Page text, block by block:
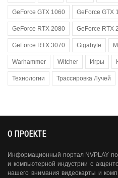
GeForce GTX 1060 GeForce GTX
GeForce RTX 2080 GeForce RTX
GeForce RTX 3070 Gigabyte
Warhammer Witcher Игры
Технологии Трассировка Лучей
О ПРОЕКТЕ
Информационный портал NVPLAY
и компьютерной индустрии с
нашего внимания видеокарты и